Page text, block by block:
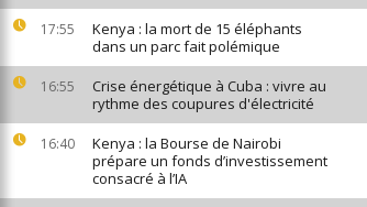
17:55
Kenya : la mort de 15 éléphants
dans un parc fait polémique
16:55
Crise énergétique à Cuba : vivre au
rythme des coupures d'électricité
16:40
Kenya : la Bourse de Nairobi
prépare un fonds d’investissement
consacré à l’IA